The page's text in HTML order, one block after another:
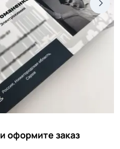
оформите заказ